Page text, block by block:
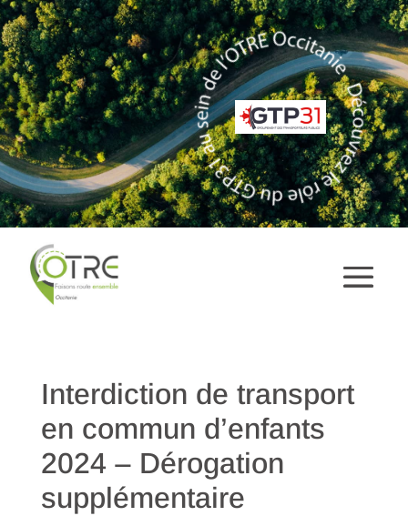
Interdiction de transport
en commun d’enfants
2024 – Dérogation
supplémentaire